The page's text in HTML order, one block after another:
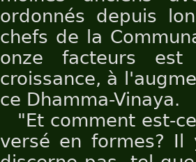
ordonnés depuis
chefs de la
onze facteurs
croissance, à
ce Dhamma-Vinaya.
"Et comment est-
versé en formes?